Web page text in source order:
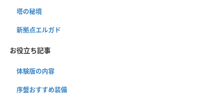
塔の秘境
新拠点エルガド
お役立ち記事
体験版の内容
序盤おすすめ装備